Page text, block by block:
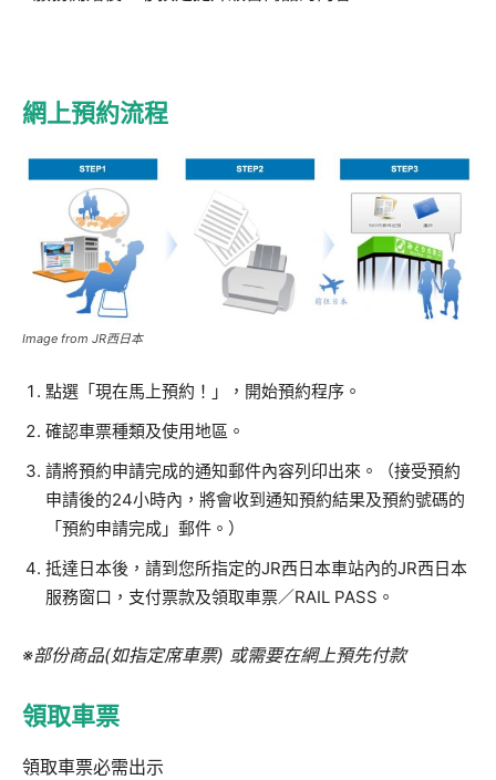
網上預約流程
Image from JR西日本
點選「現在馬上預約！」，開始預約程序。
確認車票種類及使用地區。
請將預約申請完成的通知郵件內容列印出來。（接受預約
申請後的24小時內，將會收到通知預約結果及預約號碼的
「預約申請完成」郵件。）
抵達日本後，請到您所指定的JR西日本車站內的JR西日本
服務窗口，支付票款及領取車票／RAIL PASS。
※部份商品(如指定席車票) 或需要在網上預先付款
領取車票
領取車票必需出示